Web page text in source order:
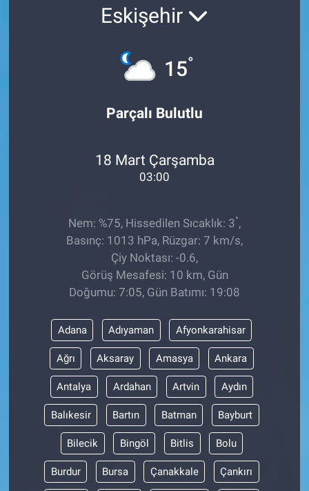
Eskişehir
15°
Parçalı Bulutlu
18 Mart Çarşamba
03:00
Nem: %75, Hissedilen Sıcaklık: 3°,
Basınç: 1013 hPa, Rüzgar: 7 km/s,
Çiy Noktası: -0.6,
Görüş Mesafesi: 10 km, Gün
Doğumu: 7:05, Gün Batımı: 19:08
Adana Adıyaman Afyonkarahisar
Ağrı Aksaray Amasya Ankara
Antalya Ardahan Artvin Aydın
Balıkesir Bartın Batman Bayburt
Bilecik Bingöl Bitlis Bolu
Burdur Bursa Çanakkale Çankırı
Ege'den Esintiler
Gün Başlıyor
Gün Bitiyor
Gündem Özel
Günün görüntüsü
Haber
Kimdir